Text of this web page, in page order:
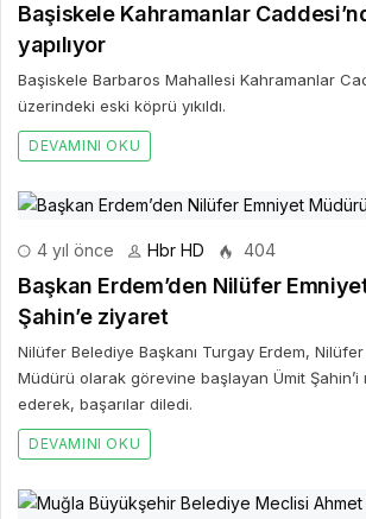
Başiskele Kahramanlar
yapılıyor
Başiskele Barbaros Mahallesi Kahramanlar
üzerindeki eski köprü yıkıldı.
DEVAMINI OKU
4 yıl önce Hbr HD 404
Başkan Erdem’den Nilüfer
Şahin’e ziyaret
Nilüfer Belediye Başkanı Turgay Erdem,
Müdürü olarak görevine başlayan Ümit Şahin’i
ederek, başarılar diledi.
DEVAMINI OKU